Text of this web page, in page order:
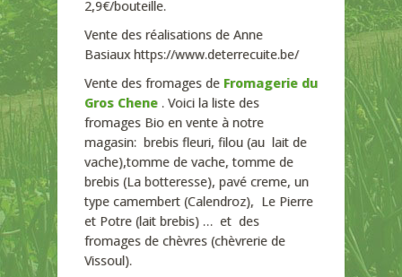
2,9€/bouteille.
Vente des réalisations de Anne
Basiaux https://www.deterrecuite.be/
Vente des fromages de Fromagerie du
Gros Chene . Voici la liste des
fromages Bio en vente à notre
magasin: brebis fleuri, filou (au lait de
vache),tomme de vache, tomme de
brebis (La botteresse), pavé creme, un
type camembert (Calendroz), Le Pierre
et Potre (lait brebis) … et des
fromages de chèvres (chèvrerie de
Vissoul).